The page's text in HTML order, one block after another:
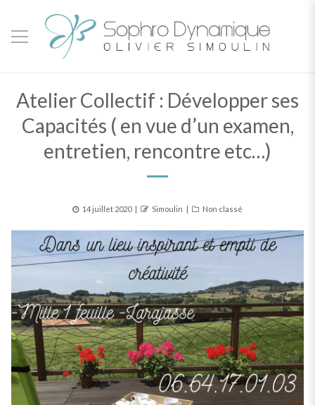
Atelier Collectif : Développer ses
Capacités ( en vue d’un examen,
entretien, rencontre etc…)
Posted
14 juillet 2020 Author
Simoulin Categories
Non classé